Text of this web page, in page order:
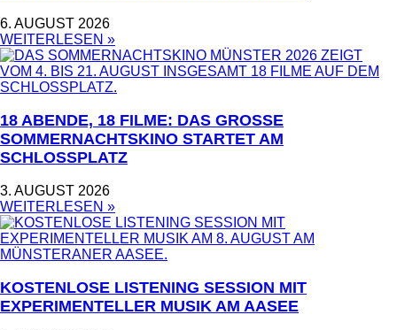
6. AUGUST 2026
WEITERLESEN »
18 ABENDE, 18 FILME: DAS GROSSE S
OMMERNACHTSKINO STARTET AM S
CHLOSSPLATZ
3. AUGUST 2026
WEITERLESEN »
KOSTENLOSE LISTENING SESSION MIT
EXPERIMENTELLER MUSIK AM AASEE